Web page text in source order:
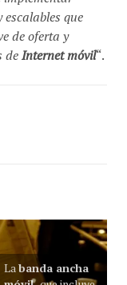
que
de oferta y
de Internet móvil“.
La banda ancha